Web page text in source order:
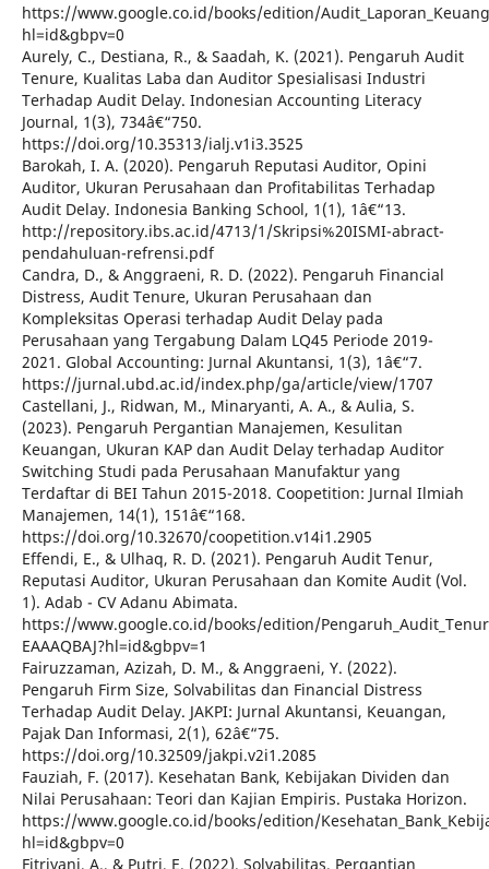
https://www.google.co.id/books/edition/
hl=id&gbpv=0
Aurely, C., Destiana, R., & Saadah, K. (2021). Pengaruh Audit
Tenure, Kualitas Laba dan Auditor Spesialisasi Industri
Terhadap Audit Delay. Indonesian Accounting Literacy
Journal, 1(3), 734â€“750.
https://doi.org/10.35313/ialj.v1i3.3525
Barokah, I. A. (2020). Pengaruh Reputasi Auditor, Opini
Auditor, Ukuran Perusahaan dan Profitabilitas Terhadap
Audit Delay. Indonesia Banking School, 1(1), 1â€“13.
http://repository.ibs.ac.id/4713/1/Skripsi%20ISMI-abract-
pendahuluan-refrensi.pdf
Candra, D., & Anggraeni, R. D. (2022). Pengaruh Financial
Distress, Audit Tenure, Ukuran Perusahaan dan
Kompleksitas Operasi terhadap Audit Delay pada
Perusahaan yang Tergabung Dalam LQ45 Periode 2019-
2021. Global Accounting: Jurnal Akuntansi, 1(3), 1â€“7.
https://jurnal.ubd.ac.id/index.php/ga/article/view/1707
Castellani, J., Ridwan, M., Minaryanti, A. A., & Aulia, S.
(2023). Pengaruh Pergantian Manajemen, Kesulitan
Keuangan, Ukuran KAP dan Audit Delay terhadap Auditor
Switching Studi pada Perusahaan Manufaktur yang
Terdaftar di BEI Tahun 2015-2018. Coopetition: Jurnal Ilmiah
Manajemen, 14(1), 151â€“168.
https://doi.org/10.32670/coopetition.v14i1.2905
Effendi, E., & Ulhaq, R. D. (2021). Pengaruh Audit Tenur,
Reputasi Auditor, Ukuran Perusahaan dan Komite Audit (Vol.
1). Adab - CV Adanu Abimata.
https://www.google.co.id/books/edition/
EAAAQBAJ?hl=id&gbpv=1
Fairuzzaman, Azizah, D. M., & Anggraeni, Y. (2022).
Pengaruh Firm Size, Solvabilitas dan Financial Distress
Terhadap Audit Delay. JAKPI: Jurnal Akuntansi, Keuangan,
Pajak Dan Informasi, 2(1), 62â€“75.
https://doi.org/10.32509/jakpi.v2i1.2085
Fauziah, F. (2017). Kesehatan Bank, Kebijakan Dividen dan
Nilai Perusahaan: Teori dan Kajian Empiris. Pustaka Horizon.
https://www.google.co.id/books/edition/
hl=id&gbpv=0
Fitriyani, A., & Putri, E. (2022). Solvabilitas, Pergantian